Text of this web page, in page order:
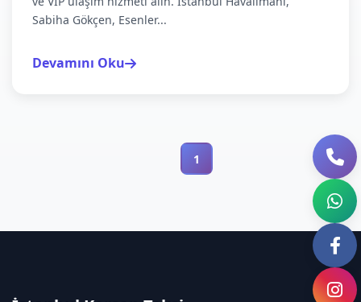
Sabiha Gökçen, Esenler...
Devamını Oku
1